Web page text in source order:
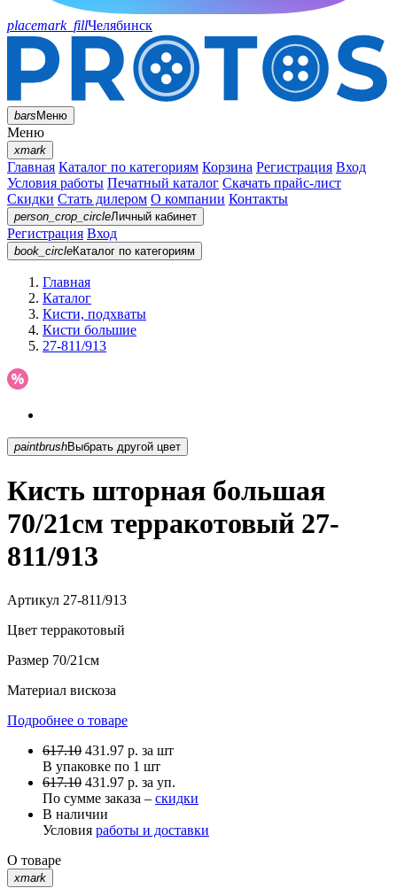
placemark_fillЧелябинск
barsМеню
Меню
xmark
Главная Каталог по категориям Корзина Регистрация Вход
Условия работы Печатный каталог Скачать прайс-лист
Скидки Стать дилером О компании Контакты
person_crop_circleЛичный кабинет
Регистрация Вход
book_circleКаталог по категориям
Главная
Каталог
Кисти, подхваты
Кисти большие
27-811/913
paintbrush Выбрать другой цвет
Кисть шторная большая
70/21см терракотовый 27-
811/913
Артикул 27-811/913
Цвет терракотовый
Размер 70/21см
Материал вискоза
Подробнее о товаре
617.10 431.97 р. за шт
В упаковке по 1 шт
617.10 431.97 р. за уп.
По сумме заказа – скидки
В наличии
Условия работы и доставки
О товаре
xmark